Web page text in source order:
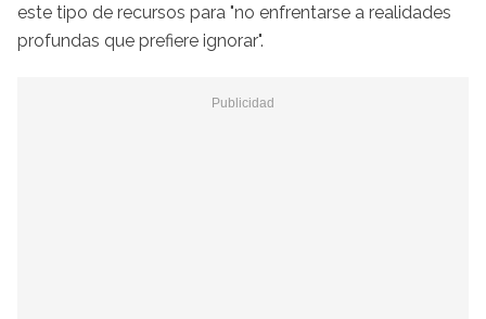
este tipo de recursos para "no enfrentarse a realidades
profundas que prefiere ignorar".